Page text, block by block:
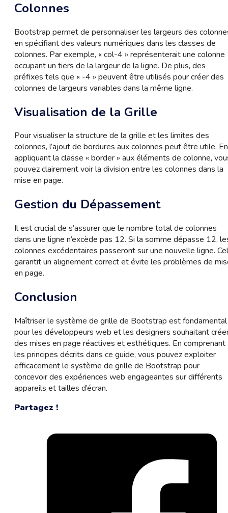
Colonnes
Bootstrap permet de personnaliser les largeurs des
en spécifiant des valeurs numériques dans les classes de
colonnes. Par exemple, « col-4 » représenterait une colonne
occupant un tiers de la largeur de la ligne. De plus, des
préfixes tels que « -4 » peuvent être utilisés pour créer des
colonnes de largeurs variables dans la même ligne.
Visualisation de la Grille
Pour visualiser la structure de la grille et les limites des
colonnes, l’ajout de bordures aux colonnes peut être utile. En
appliquant la classe « border » aux éléments de colonne,
pouvez clairement voir la division entre les colonnes dans la
mise en page.
Gestion du Dépassement
Il est crucial de s’assurer que le nombre total de colonnes
dans une ligne n’excède pas 12. Si la somme dépasse 12,
colonnes excédentaires passeront sur une nouvelle ligne.
garantit un alignement correct et évite les problèmes de
en page.
Conclusion
Maîtriser le système de grille de Bootstrap est fondamental
pour les développeurs web et les designers souhaitant
des mises en page réactives et esthétiques. En comprenant
les principes décrits dans ce guide, vous pouvez exploiter
efficacement le système de grille de Bootstrap pour
concevoir des expériences web engageantes sur différents
appareils et tailles d’écran.
Partagez !